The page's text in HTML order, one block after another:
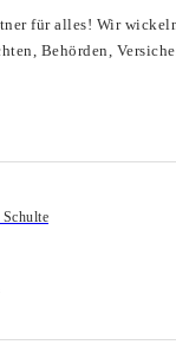
für alles! Wir
Behörden,